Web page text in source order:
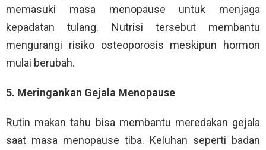
memasuki masa menopause untuk menjaga
kepadatan tulang. Nutrisi tersebut membantu
mengurangi risiko osteoporosis meskipun hormon
mulai berubah.
5. Meringankan Gejala Menopause
Rutin makan tahu bisa membantu meredakan gejala
saat masa menopause tiba. Keluhan seperti badan